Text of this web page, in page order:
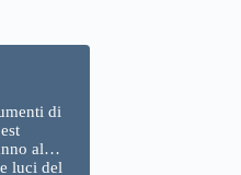
di
al
luci del